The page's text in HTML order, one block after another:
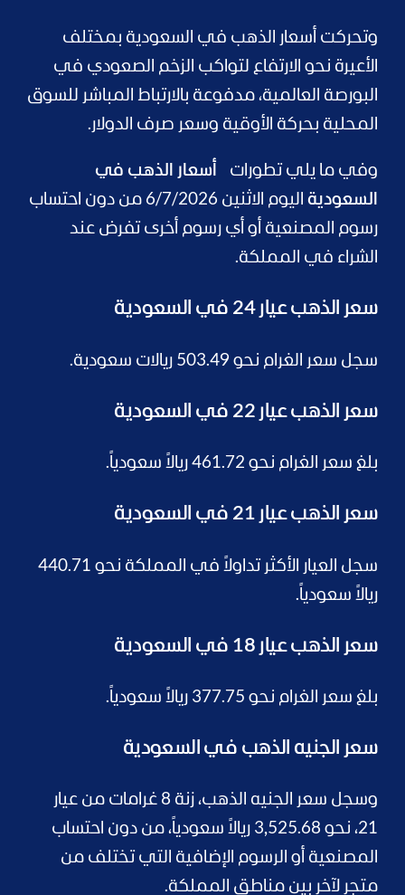
وتحركت أسعار الذهب في السعودية بمختلف
الأعيرة نحو الارتفاع لتواكب الزخم الصعودي في
البورصة العالمية، مدفوعة بالارتباط المباشر للسوق
المحلية بحركة الأوقية وسعر صرف الدولار.
وفي ما يلي تطورات
أسعار الذهب في
السعودية
اليوم الاثنين 6/7/2026 من دون احتساب
رسوم المصنعية أو أي رسوم أخرى تفرض عند
الشراء في المملكة.
سعر الذهب عيار 24 في السعودية
سجل سعر الغرام نحو 503.49 ريالات سعودية.
سعر الذهب عيار 22 في السعودية
بلغ سعر الغرام نحو 461.72 ريالاً سعودياً.
سعر الذهب عيار 21 في السعودية
سجل العيار الأكثر تداولاً في المملكة نحو 440.71
ريالاً سعودياً.
سعر الذهب عيار 18 في السعودية
بلغ سعر الغرام نحو 377.75 ريالاً سعودياً.
سعر الجنيه الذهب في السعودية
وسجل سعر الجنيه الذهب، زنة 8 غرامات من عيار
21، نحو 3,525.68 ريالاً سعودياً، من دون احتساب
المصنعية أو الرسوم الإضافية التي تختلف من
متجر لآخر بين مناطق المملكة.